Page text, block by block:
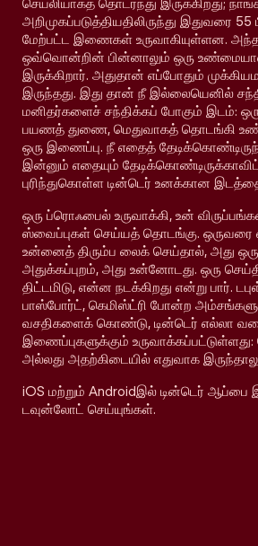
செயலியாகத் தொடர்ந்து இருக்கிறது;
அறிமுகப்படுத்தியதிலிருந்து இதுவரை 55
மேற்பட்ட இணைகள் உருவாகியுள்ளன.
ஒவ்வொன்றின் பின்னாலும் ஒரு
இருக்கிறார். அதுதான் எப்போதும்
இருந்தது. இது தான் நீ இல்லையெனில்
மனிதர்களைச் சந்திக்கப் போகும் இடம்: ஒரு
பயணத் துணை, மெதுவாகத் தொடங்கி
ஒரு இணைப்பு. நீ எதைத்
இன்னும் எதையும்
புரிந்துகொள்ள டின்டெர் உனக்கான
ஒரு ப்ரொஃபைல் உருவாக்கி, உன்
ஸ்வைப்புகள் செய்யத் தொடங்கு. ஒருவரை
உன்னைத் திரும்ப லைக் செய்தால், அது
அதுக்கப்புறம், அது உன்னோடது. ஒரு
திட்டமிடு, என்ன நடக்கிறது என்று பார்.
பாஸ்போர்ட், கெமிஸ்ட்ரி போன்ற
வசதிகளைக் கொண்டு, டின்டெர் எல்லா
இணைப்புகளுக்கும்
அல்லது அதற்கிடையில் எதுவாக
iOS மற்றும் Androidஇல் டின்டெர் ஆப்பை
டவுன்லோட் செய்யுங்கள்.